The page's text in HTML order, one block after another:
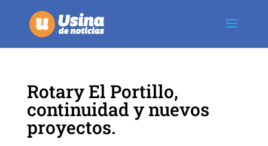
Rotary El Portillo,
continuidad y nuevos
proyectos.